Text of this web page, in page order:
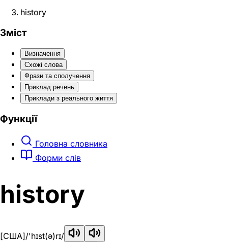
history
Зміст
Визначення
Схожі слова
Фрази та сполучення
Приклад речень
Приклади з реального життя
Функції
Головна словника
Форми слів
history
[США]/'hɪst(ə)rɪ/